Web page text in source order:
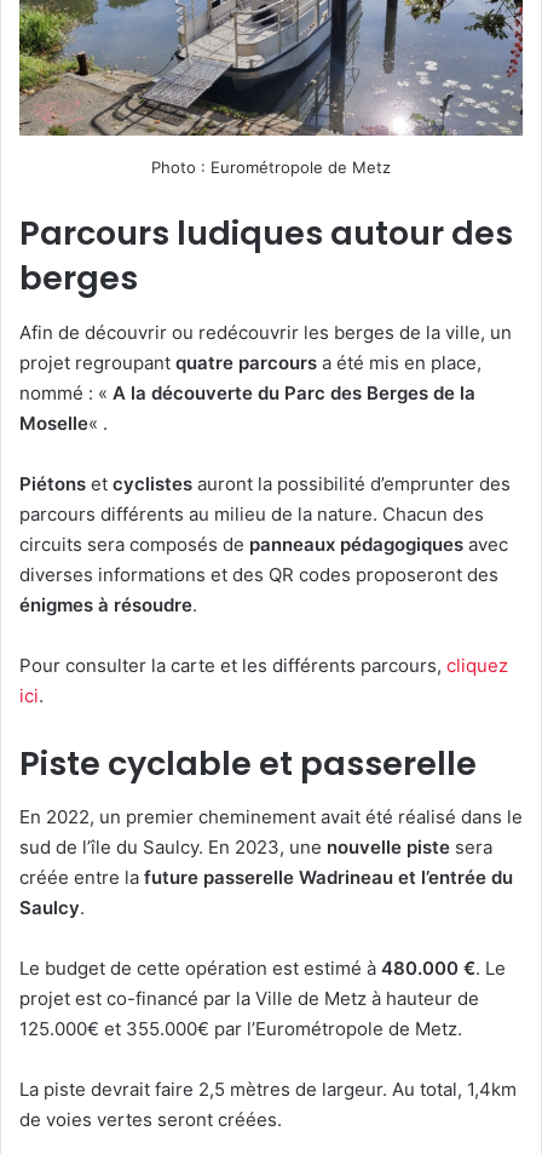
Photo : Eurométropole de Metz
Parcours ludiques autour des
berges
Afin de découvrir ou redécouvrir les berges de la ville, un
projet regroupant quatre parcours a été mis en place,
nommé : « A la découverte du Parc des Berges de la
Moselle« .
Piétons et cyclistes auront la possibilité d’emprunter des
parcours différents au milieu de la nature. Chacun des
circuits sera composés de panneaux pédagogiques avec
diverses informations et des QR codes proposeront des
énigmes à résoudre.
Pour consulter la carte et les différents parcours, cliquez
ici.
Piste cyclable et passerelle
En 2022, un premier cheminement avait été réalisé dans le
sud de l’île du Saulcy. En 2023, une nouvelle piste sera
créée entre la future passerelle Wadrineau et l’entrée du
Saulcy.
Le budget de cette opération est estimé à 480.000 €. Le
projet est co-financé par la Ville de Metz à hauteur de
125.000€ et 355.000€ par l’Eurométropole de Metz.
La piste devrait faire 2,5 mètres de largeur. Au total, 1,4km
de voies vertes seront créées.